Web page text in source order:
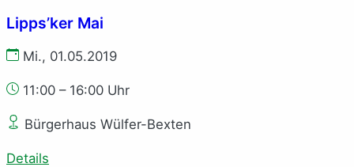
Lipps’ker Mai
Mi., 01.05.2019
11:00 – 16:00 Uhr
Bürgerhaus Wülfer-Bexten
Details